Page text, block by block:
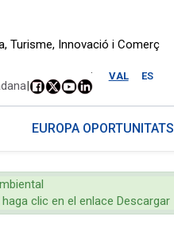
Turisme, Innovació i Comerç
VAL ES
.
|
EUROPA OPORTUNITATS
clic en el enlace Descargar